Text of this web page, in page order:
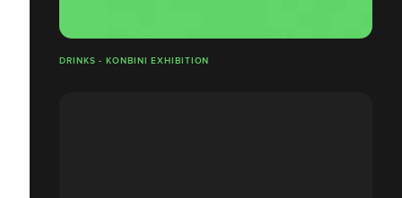
DRINKS - KONBINI EXHIBITION